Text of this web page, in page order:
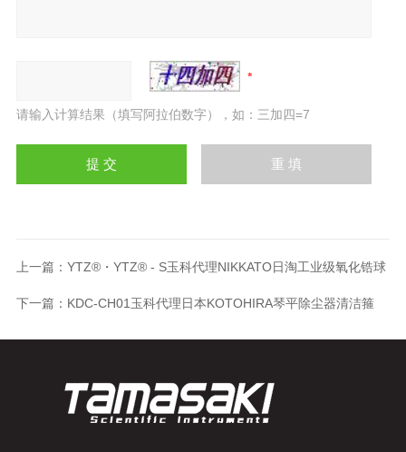
请输入计算结果（填写阿拉伯数字），如：三加四=7
上一篇： YTZ®・YTZ® - S玉科代理NIKKATO日淘工业级氧化锆球
下一篇： KDC-CH01玉科代理日本KOTOHIRA琴平除尘器清洁箍